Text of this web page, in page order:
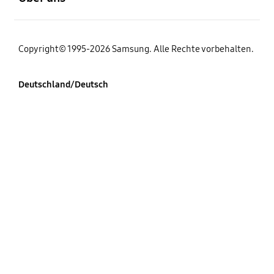
Copyright© 1995-2026 Samsung. Alle Rechte vorbehalten.
Deutschland/Deutsch